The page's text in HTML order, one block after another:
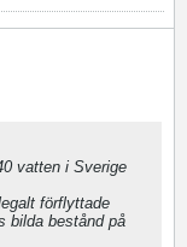
vatten i Sverige
förflyttade
bilda bestånd på